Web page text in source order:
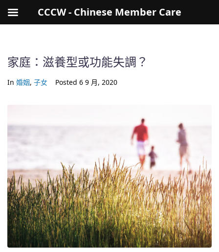
家庭：滋養型或功能失調？
In 婚姻, 子女 Posted 6 9 月, 2020
CCCW - Chinese Member Care